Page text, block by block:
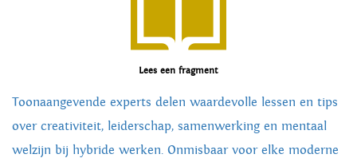
Lees een fragment
Toonaangevende experts delen waardevolle lessen en tips
over creativiteit, leiderschap, samenwerking en mentaal
welzijn bij hybride werken. Onmisbaar voor elke moderne